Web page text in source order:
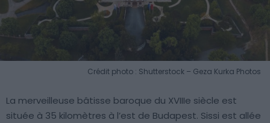
Crédit photo : Shutterstock – Geza Kurka Photos
La merveilleuse bâtisse baroque du XVIIIe siècle est
située à 35 kilomètres à l’est de Budapest. Sissi est allée